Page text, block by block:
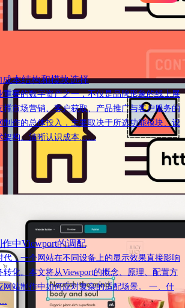
本结构和模块选择
重要的数字资产之一，不仅是品牌形象的线上展
撑市场营销、客户获取、产品推广与客户服务的
制作的总体投入，主要取决于所选功能模块、设
架构。清晰认识成本……
中Viewport的调配
代，一个网站在不同设备上的显示效果直接影响
转化。本文将从Viewport的概念、原理、配置方
网站制作中如何应对复杂的适配场景。 一、什